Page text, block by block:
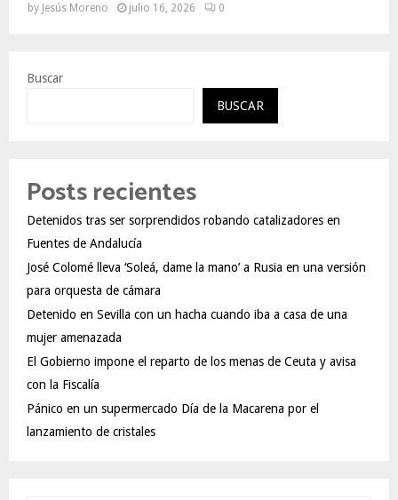
by Jesús Moreno julio 16, 2026 0
Buscar
BUSCAR
Posts recientes
Detenidos tras ser sorprendidos robando catalizadores en
Fuentes de Andalucía
José Colomé lleva ‘Soleá, dame la mano’ a Rusia en una versión
para orquesta de cámara
Detenido en Sevilla con un hacha cuando iba a casa de una
mujer amenazada
El Gobierno impone el reparto de los menas de Ceuta y avisa
con la Fiscalía
Pánico en un supermercado Día de la Macarena por el
lanzamiento de cristales